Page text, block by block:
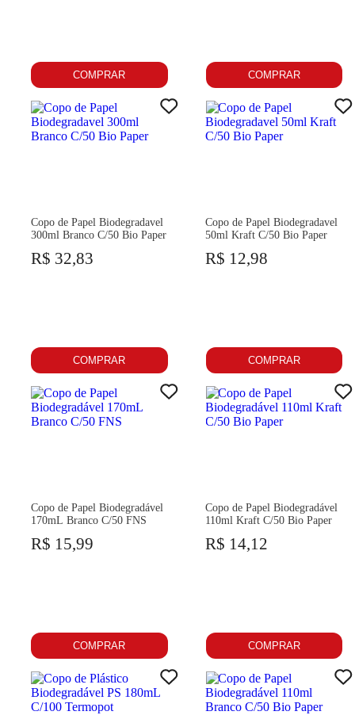
COMPRAR COMPRAR
Copo de Papel Biodegradavel
300ml Branco C/50 Bio Paper
R$ 32,83
COMPRAR
Copo de Papel Biodegradavel
50ml Kraft C/50 Bio Paper
R$ 12,98
COMPRAR
Copo de Papel Biodegradável
170mL Branco C/50 FNS
R$ 15,99
COMPRAR
Copo de Papel Biodegradável
110ml Kraft C/50 Bio Paper
R$ 14,12
COMPRAR